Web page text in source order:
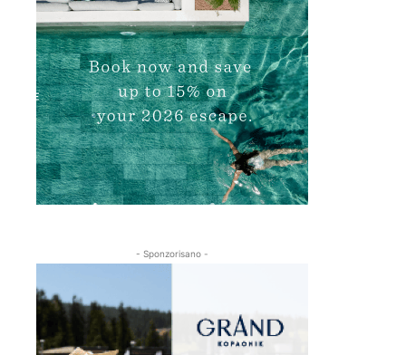
- Sponzorisano -